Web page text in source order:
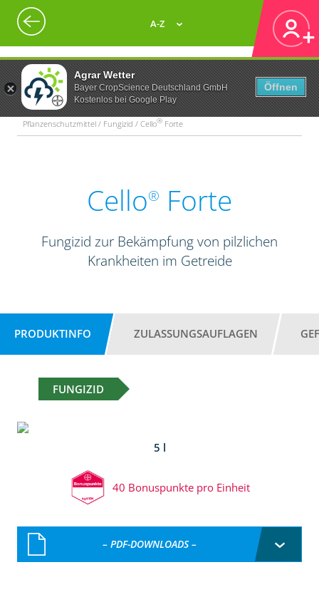
Agrar Wetter
Bayer CropScience Deutschland GmbH
Kostenlos bei Google Play
Öffnen
A-Z
Pflanzenschutzmittel / Fungizid / Cello® Forte
Cello® Forte
Fungizid zur Bekämpfung von pilzlichen
Krankheiten im Getreide
PRODUKTINFO ZULASSUNGSAUFLAGEN
FUNGIZID
5 l
40 Bonuspunkte pro Einheit
– PDF-DOWNLOADS –